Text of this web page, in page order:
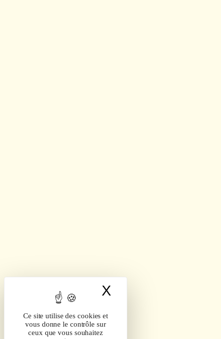
Ce site utilise des cookies et
vous donne le contrôle sur
ceux que vous souhaitez
X